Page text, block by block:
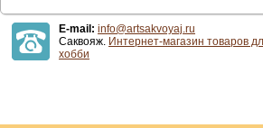
E-mail: info@artsakvoyaj.ru
Саквояж. Интернет-магазин товаров
хобби